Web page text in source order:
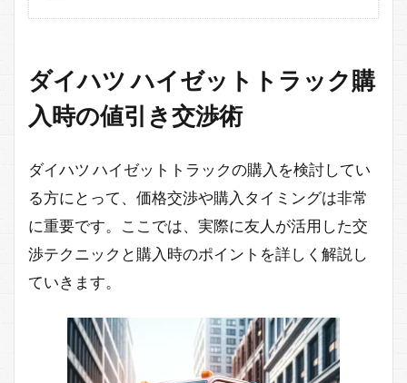
ダイハツ ハイゼットトラック購
入時の値引き交渉術
ダイハツ ハイゼットトラックの購入を検討してい
る方にとって、価格交渉や購入タイミングは非常
に重要です。ここでは、実際に友人が活用した交
渉テクニックと購入時のポイントを詳しく解説し
ていきます。